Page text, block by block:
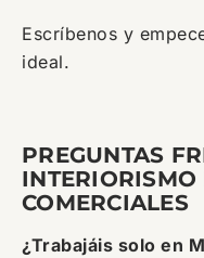
Escríbenos y
ideal.
PREGUNTAS
INTERIORISMO
COMERCIALES
¿Trabajáis solo en